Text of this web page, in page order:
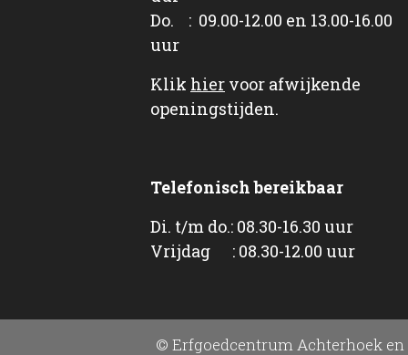
Do. : 09.00-12.00 en 13.00-16.00
uur
Klik hier voor afwijkende
openingstijden.
Telefonisch bereikbaar
Di. t/m do.: 08.30-16.30 uur
Vrijdag : 08.30-12.00 uur
© Erfgoedcentrum Achterhoek en